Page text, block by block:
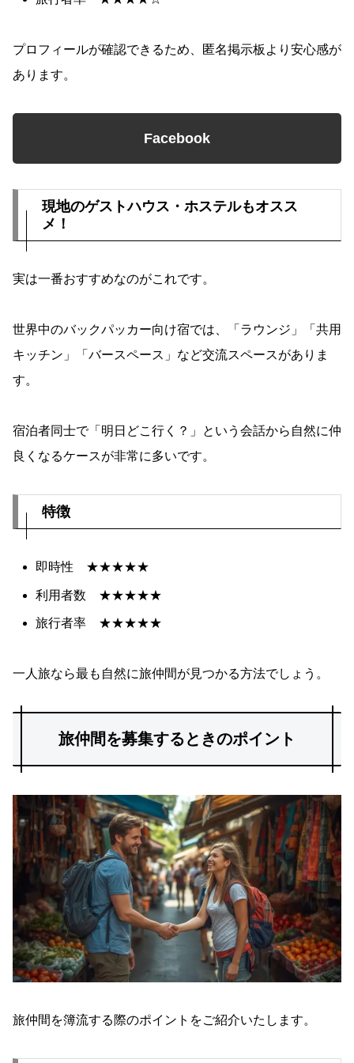
プロフィールが確認できるため、匿名掲示板より安心感が
あります。
Facebook
現地のゲストハウス・ホステルもオスス
メ！
実は一番おすすめなのがこれです。
世界中のバックパッカー向け宿では、「ラウンジ」「共用
キッチン」「バースペース」など交流スペースがありま
す。
宿泊者同士で「明日どこ行く？」という会話から自然に仲
良くなるケースが非常に多いです。
特徴
即時性 ★★★★★
利用者数 ★★★★★
旅行者率 ★★★★★
一人旅なら最も自然に旅仲間が見つかる方法でしょう。
旅仲間を募集するときのポイント
旅仲間を簿流する際のポイントをご紹介いたします。